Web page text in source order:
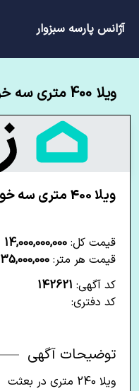
آژانس پارسه سبزوار
ویلا 400 متری سه خوابه در خیابان بعثت سبزوار
ویلا 400 متری سه خوابه در خیابان بعثت سبزوار
قیمت کل:14,000,000,000
قیمت هر متر:35,000,000
کد آگهی: 142621
کد دفتری:
توضیحات آگهی
ویلا 240 متری در بعثت